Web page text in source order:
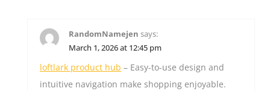
RandomNamejen says:
March 1, 2026 at 12:45 pm
loftlark product hub – Easy-to-use design and
intuitive navigation make shopping enjoyable.